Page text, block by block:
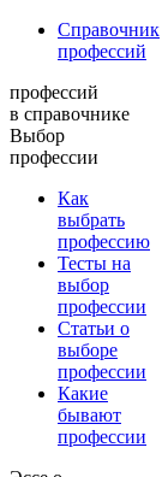
Справочник
профессий
профессий
в справочнике
Выбор
профессии
Как
выбрать
профессию
Тесты на
выбор
профессии
Статьи о
выборе
профессии
Какие
бывают
профессии